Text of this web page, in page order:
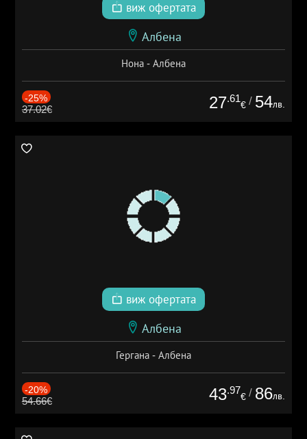
виж офертата
Албена
Нона - Албена
-25%
37.02€ 27.61
€ / 54лв.
виж офертата
Албена
Гергана - Албена
-20%
54.66€ 43.97
€ / 86лв.